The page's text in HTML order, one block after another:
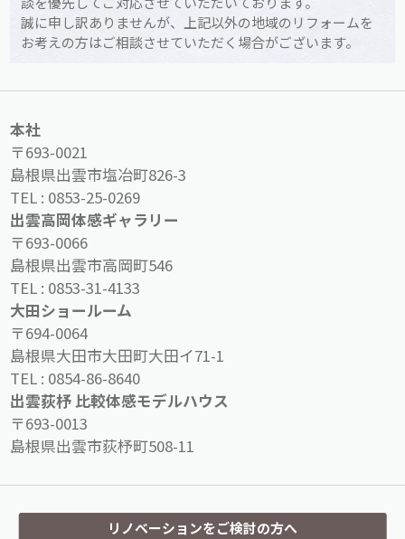
誠に申し訳ありませんが、上記以外の地域のリフォームを
お考えの方はご相談させていただく場合がございます。
本社
〒693-0021
島根県出雲市塩冶町826-3
TEL : 0853-25-0269
出雲高岡体感ギャラリー
〒693-0066
島根県出雲市高岡町546
TEL : 0853-31-4133
大田ショールーム
〒694-0064
島根県大田市大田町大田イ71-1
TEL : 0854-86-8640
出雲荻杼 比較体感モデルハウス
〒693-0013
島根県出雲市荻杼町508-11
リノベーションをご検討の方へ